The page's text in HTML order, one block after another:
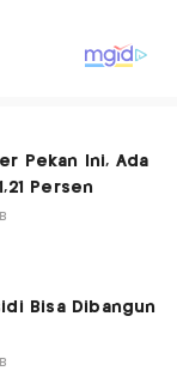
Pekan Ini, Ada
Persen
Bisa Dibangun